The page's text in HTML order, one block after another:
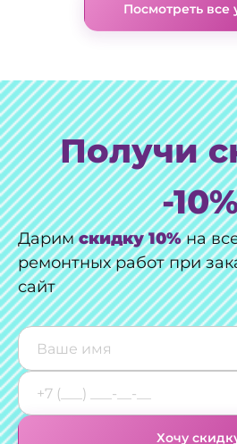
Посмотреть все
Получи
-
Даримскидку 10%на
ремонтных работ при
сайт
Хочу